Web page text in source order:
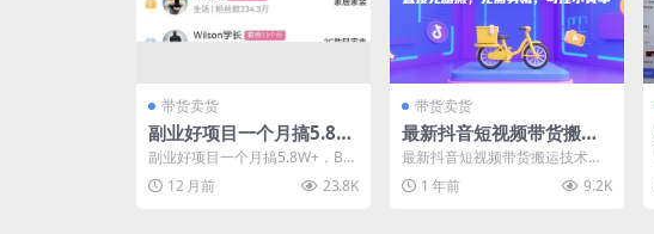
带货卖货
副业好项目一个月搞5.8W
+，B站带货悬赏计划全流
程教学，高佣金低竞争的
蓝海市场！
副业好项目一个月搞5.8W+，B站
带货悬赏计划全流程教学，高佣
金低竞争的蓝海市场...
12 月前 23.8K
带货卖货
最新抖音短视频带货搬运
技术，直接无脑搬，无需
剪辑，可挂小黄车
最新抖音短视频带货搬运技术，
直接无脑搬，无需剪辑，可挂小
黄车 项目介绍： 最新技...
1 年前 9.2K